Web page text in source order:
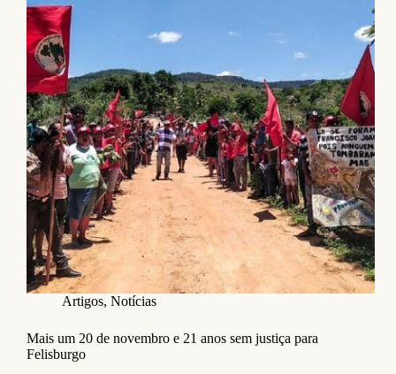
Artigos, Notícias
Mais um 20 de novembro e 21 anos sem justiça para
Felisburgo